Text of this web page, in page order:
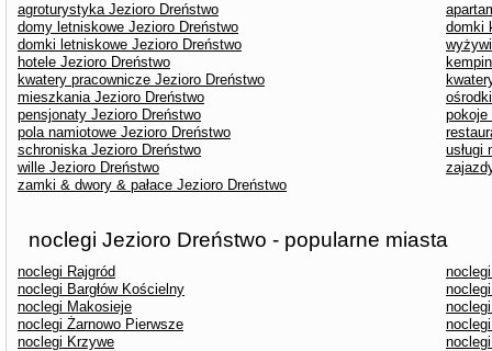
agroturystyka Jezioro Dreństwo
domy letniskowe Jezioro Dreństwo
domki
domki letniskowe Jezioro Dreństwo
hotele Jezioro Dreństwo
kwatery pracownicze Jezioro Dreństwo
mieszkania Jezioro Dreństwo
pensjonaty Jezioro Dreństwo
pokoje
pola namiotowe Jezioro Dreństwo
schroniska Jezioro Dreństwo
usługi
wille Jezioro Dreństwo
zamki & dwory & pałace Jezioro Dreństwo
noclegi Jezioro Dreństwo - popularne miasta
noclegi Rajgród
noclegi Bargłów Kościelny
noclegi Makosieje
noclegi Żarnowo Pierwsze
noclegi Krzywe